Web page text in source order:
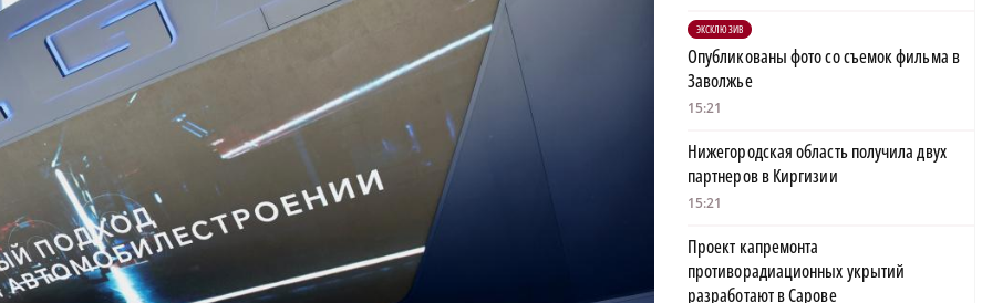
ЭКСКЛЮЗИВ
Опубликованы фото со съемок фильма в
Заволжье
15:21
Нижегородская область получила двух
партнеров в Киргизии
15:21
Проект капремонта
противорадиационных укрытий
разработают в Сарове